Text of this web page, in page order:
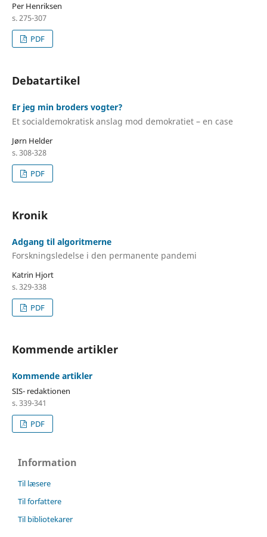
Per Henriksen
s. 275-307
PDF
Debatartikel
Er jeg min broders vogter?
Et socialdemokratisk anslag mod demokratiet – en case
Jørn Helder
s. 308-328
PDF
Kronik
Adgang til algoritmerne
Forskningsledelse i den permanente pandemi
Katrin Hjort
s. 329-338
PDF
Kommende artikler
Kommende artikler
SIS- redaktionen
s. 339-341
PDF
Information
Til læsere
Til forfattere
Til bibliotekarer